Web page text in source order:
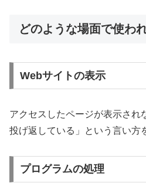
どのような場面で使わ
Webサイトの表示
アクセスしたページが表示され
投げ返している」という言い方
プログラムの処理